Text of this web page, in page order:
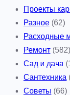
Проекты
Разное (62)
Расходные
Ремонт (582)
Сад и дача
Сантехника
Советы (66)